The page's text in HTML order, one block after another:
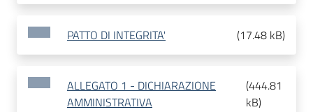
PATTO DI INTEGRITA' (17.48 kB)
ALLEGATO 1 - DICHIARAZIONE
AMMINISTRATIVA
(444.81
kB)